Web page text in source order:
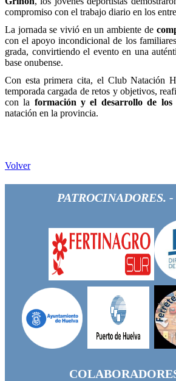
compromiso con el trabajo diario en los
La jornada se vivió en un ambiente de
con el apoyo incondicional de los
grada, convirtiendo el evento en una
base onubense.
Con esta primera cita, el Club Natación
temporada cargada de retos y objetivos,
con la formación y el desarrollo de los
natación en la provincia.
Volver
PATROCINADORES. -